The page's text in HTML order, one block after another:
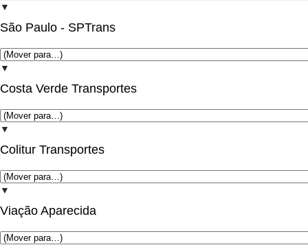
▼
São Paulo - SPTrans
▼
Costa Verde Transportes
▼
Colitur Transportes
▼
Viação Aparecida